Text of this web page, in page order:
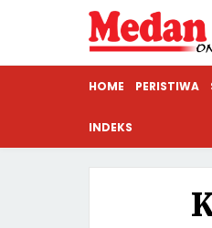
HOME PERISTIWA
INDEKS